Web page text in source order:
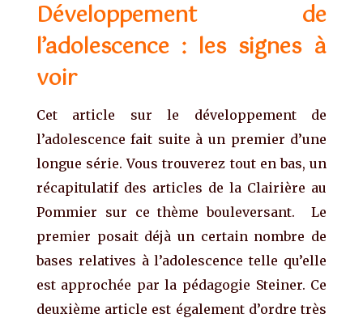
Développement de
l’adolescence : les signes à
voir
Cet article sur le développement de
l’adolescence fait suite à un premier d’une
longue série. Vous trouverez tout en bas, un
récapitulatif des articles de la Clairière au
Pommier sur ce thème bouleversant. Le
premier posait déjà un certain nombre de
bases relatives à l’adolescence telle qu’elle
est approchée par la pédagogie Steiner. Ce
deuxième article est également d’ordre très